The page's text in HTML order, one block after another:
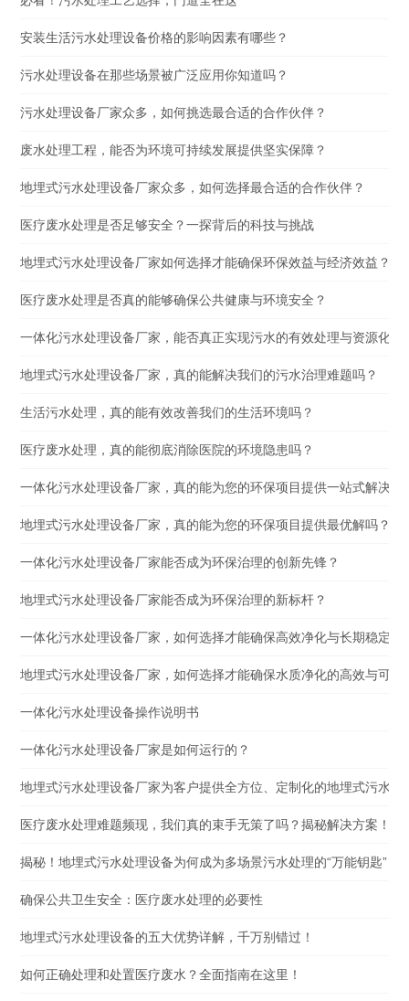
安装生活污水处理设备价格的影响因素有哪些？
污水处理设备在那些场景被广泛应用你知道吗？
污水处理设备厂家众多，如何挑选最合适的合作伙伴？
废水处理工程，能否为环境可持续发展提供坚实保障？
地埋式污水处理设备厂家众多，如何选择最合适的合作伙伴？
医疗废水处理是否足够安全？一探背后的科技与挑战
地埋式污水处理设备厂家如何选择才能确保环保效益与经济效益？
医疗废水处理是否真的能够确保公共健康与环境安全？
一体化污水处理设备厂家，能否真正实现污水的有效处理与资源化利
地埋式污水处理设备厂家，真的能解决我们的污水治理难题吗？
生活污水处理，真的能有效改善我们的生活环境吗？
医疗废水处理，真的能彻底消除医院的环境隐患吗？
一体化污水处理设备厂家，真的能为您的环保项目提供一站式解决方
地埋式污水处理设备厂家，真的能为您的环保项目提供最优解吗？
一体化污水处理设备厂家能否成为环保治理的创新先锋？
地埋式污水处理设备厂家能否成为环保治理的新标杆？
一体化污水处理设备厂家，如何选择才能确保高效净化与长期稳定运
地埋式污水处理设备厂家，如何选择才能确保水质净化的高效与可靠
一体化污水处理设备操作说明书
一体化污水处理设备厂家是如何运行的？
地埋式污水处理设备厂家为客户提供全方位、定制化的地埋式污水处
医疗废水处理难题频现，我们真的束手无策了吗？揭秘解决方案！
揭秘！地埋式污水处理设备为何成为多场景污水处理的“万能钥匙”？
确保公共卫生安全：医疗废水处理的必要性
地埋式污水处理设备的五大优势详解，千万别错过！
如何正确处理和处置医疗废水？全面指南在这里！